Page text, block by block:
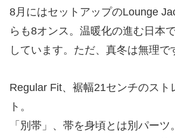
8月にはセットアップのLounge
らも8オンス。温暖化の進む日本
しています。ただ、真冬は無理で
Regular Fit、裾幅21センチのスト
ト。
「別帯」、帯を身頃とは別パーツ